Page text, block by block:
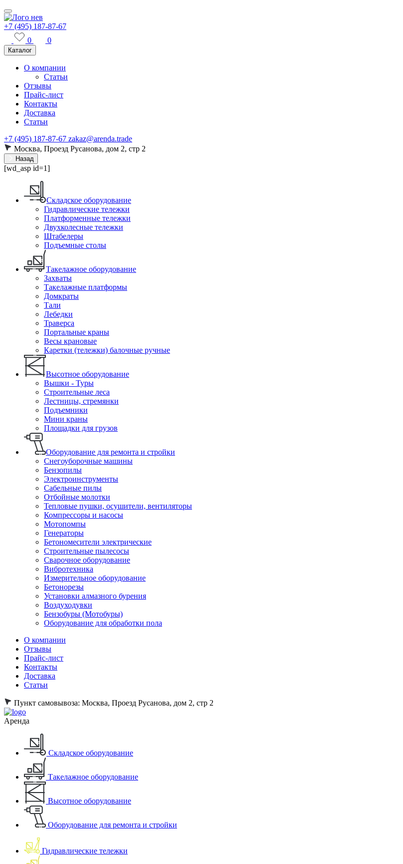
+7 (495) 187-87-67
0
0
Каталог
О компании
Статьи
Отзывы
Прайс-лист
Контакты
Доставка
Статьи
+7 (495) 187-87-67 zakaz@arenda.trade
Москва, Проезд Русанова, дом 2, стр 2
Назад
[wd_asp id=1]
Складское оборудование
Гидравлические тележки
Платформенные тележки
Двухколесные тележки
Штабелеры
Подъемные столы
Такелажное оборудование
Захваты
Такелажные платформы
Домкраты
Тали
Лебедки
Траверса
Портальные краны
Весы крановые
Каретки (тележки) балочные ручные
Высотное оборудование
Вышки - Туры
Строительные леса
Лестницы, стремянки
Подъемники
Мини краны
Площадки для грузов
Оборудование для ремонта и стройки
Снегоуборочные машины
Бензопилы
Электроинструменты
Сабельные пилы
Отбойные молотки
Тепловые пушки, осушители, вентиляторы
Компрессоры и насосы
Мотопомпы
Генераторы
Бетономесители электрические
Строительные пылесосы
Сварочное оборудование
Вибротехника
Измерительное оборудование
Бетонорезы
Установки алмазного бурения
Воздуходувки
Бензобуры (Мотобуры)
Оборудование для обработки пола
О компании
Отзывы
Прайс-лист
Контакты
Доставка
Статьи
Пункт самовывоза: Москва, Проезд Русанова, дом 2, стр 2
Аренда
Складское оборудование
Такелажное оборудование
Высотное оборудование
Оборудование для ремонта и стройки
Гидравлические тележки